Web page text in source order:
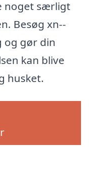
noget særligt
Besøg xn--
og gør din
kan blive
husket.